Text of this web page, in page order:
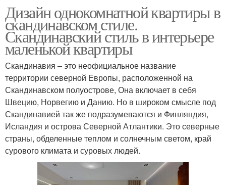
Дизайн однокомнатной квартиры в
скандинавском стиле.
Скандинавский стиль в интерьере
маленькой квартиры
Скандинавия – это неофициальное название
территории северной Европы, расположенной на
Скандинавском полуострове, Она включает в себя
Швецию, Норвегию и Данию. Но в широком смысле под
Скандинавией так же подразумеваются и Финляндия,
Исландия и острова Северной Атлантики. Это северные
страны, обделенные теплом и солнечным светом, край
сурового климата и суровых людей.